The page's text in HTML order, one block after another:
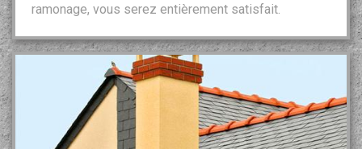
ramonage, vous serez entièrement satisfait.